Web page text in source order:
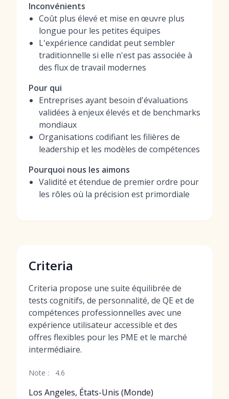
Inconvénients
Coût plus élevé et mise en œuvre plus
longue pour les petites équipes
L'expérience candidat peut sembler
traditionnelle si elle n'est pas associée à
des flux de travail modernes
Pour qui
Entreprises ayant besoin d'évaluations
validées à enjeux élevés et de benchmarks
mondiaux
Organisations codifiant les filières de
leadership et les modèles de compétences
Pourquoi nous les aimons
Validité et étendue de premier ordre pour
les rôles où la précision est primordiale
Criteria
Criteria propose une suite équilibrée de
tests cognitifs, de personnalité, de QE et de
compétences professionnelles avec une
expérience utilisateur accessible et des
offres flexibles pour les PME et le marché
intermédiaire.
Note : 4.6
Los Angeles, États-Unis (Monde)